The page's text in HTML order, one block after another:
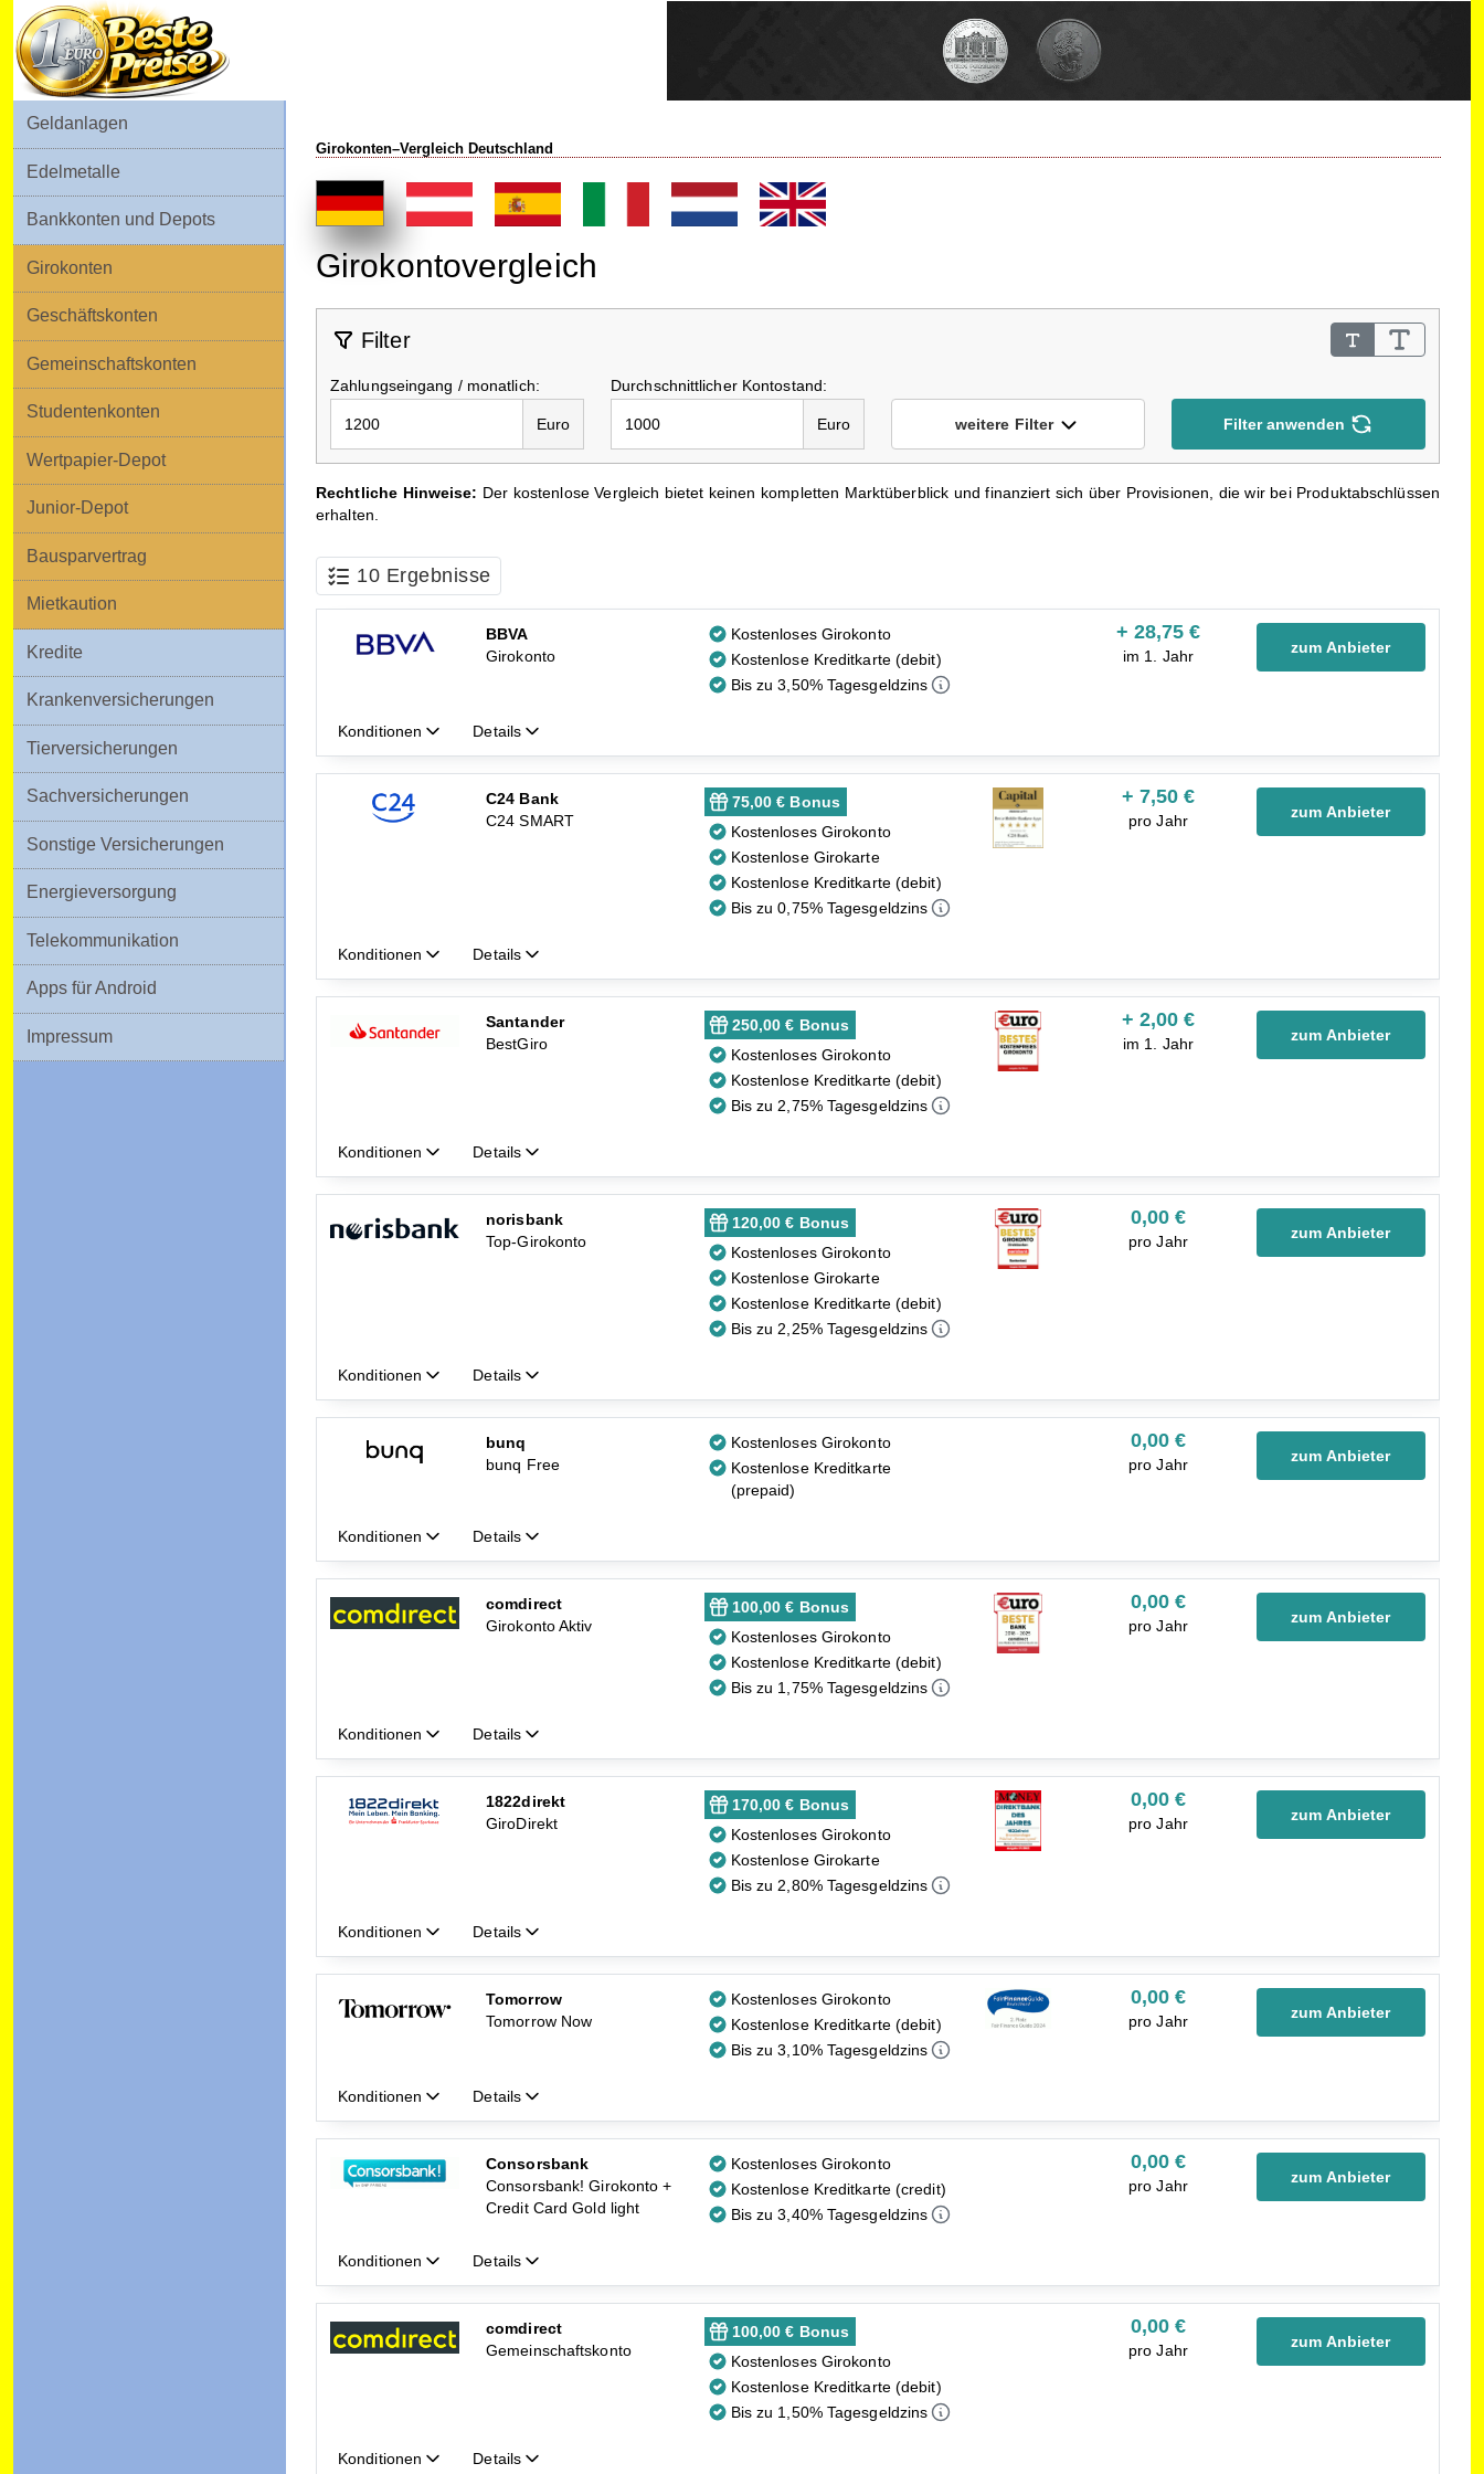
Geldanlagen
Edelmetalle
Bankkonten und Depots
Girokonten
Geschäftskonten
Gemeinschaftskonten
Studentenkonten
Wertpapier-Depot
Junior-Depot
Bausparvertrag
Mietkaution
Kredite
Krankenversicherungen
Tierversicherungen
Sachversicherungen
Sonstige Versicherungen
Energieversorgung
Telekommunikation
Apps für Android
Impressum
Girokonten–Vergleich Deutschland